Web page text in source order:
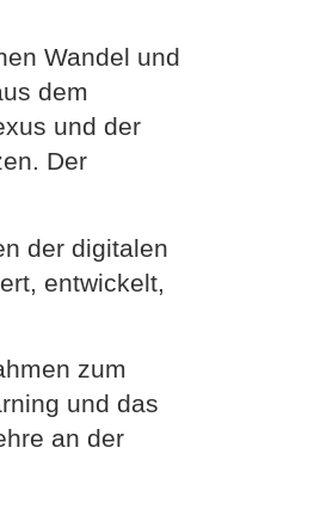
Wandel und
dem
und der
Der
der digitalen
entwickelt,
zum
und das
an der